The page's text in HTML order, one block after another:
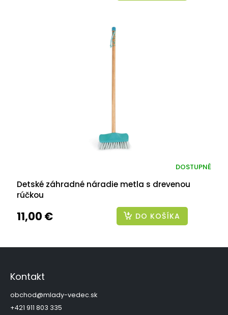
Detské záhradné náradie metla s drevenou
rúčkou
DOSTUPNÉ
11,00 € DO KOŠÍKA
Z
Kontakt
obchod@mlady-vedec.sk
+421 911 803 335